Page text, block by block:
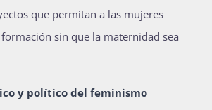
que permitan a las mujeres
sin que la maternidad sea
y político del feminismo